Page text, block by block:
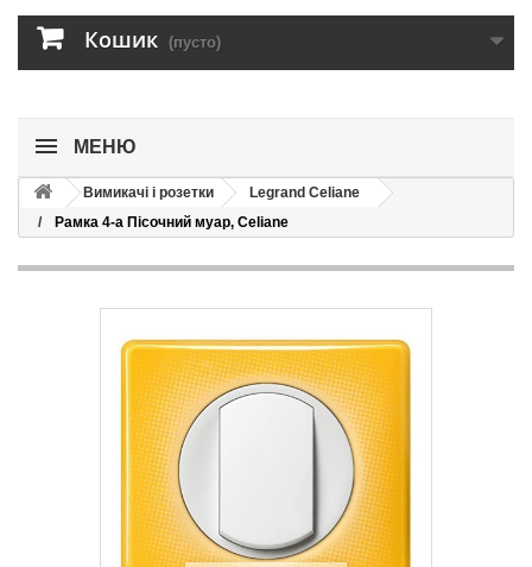
Кошик (пусто)
МЕНЮ
Вимикачі і розетки
Legrand Celiane
Рамка 4-а Пісочний муар, Celiane